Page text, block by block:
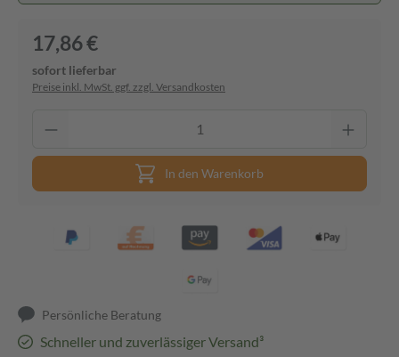
17,86 €
sofort lieferbar
Preise inkl. MwSt. ggf. zzgl. Versandkosten
In den Warenkorb
Persönliche Beratung
Schneller und zuverlässiger Versand³